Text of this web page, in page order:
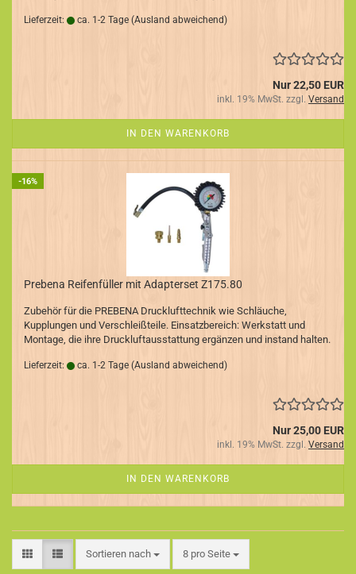
Lieferzeit: ca. 1-2 Tage (Ausland abweichend)
Nur 22,50 EUR
inkl. 19% MwSt. zzgl. Versand
IN DEN WARENKORB
-16%
Prebena Reifenfüller mit Adapterset Z175.80
Zubehör für die PREBENA Drucklufttechnik wie Schläuche,
Kupplungen und Verschleißteile. Einsatzbereich: Werkstatt und
Montage, die ihre Druckluftausstattung ergänzen und instand halten.
Lieferzeit: ca. 1-2 Tage (Ausland abweichend)
Nur 25,00 EUR
inkl. 19% MwSt. zzgl. Versand
IN DEN WARENKORB
Sortieren nach
Sortieren nach 8 pro Seite
pro Seite